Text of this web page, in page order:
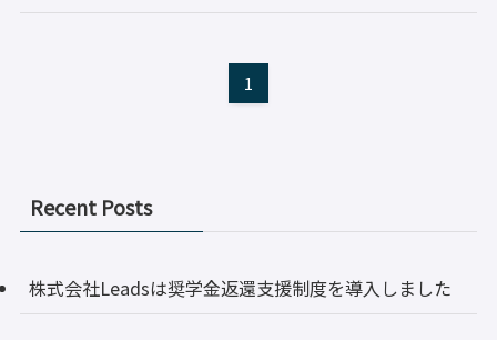
1
Recent Posts
株式会社Leadsは奨学金返還支援制度を導入しました